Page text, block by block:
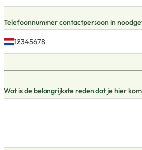
Telefoonnummer contactpersoon in
Wat is de belangrijkste reden dat je hier